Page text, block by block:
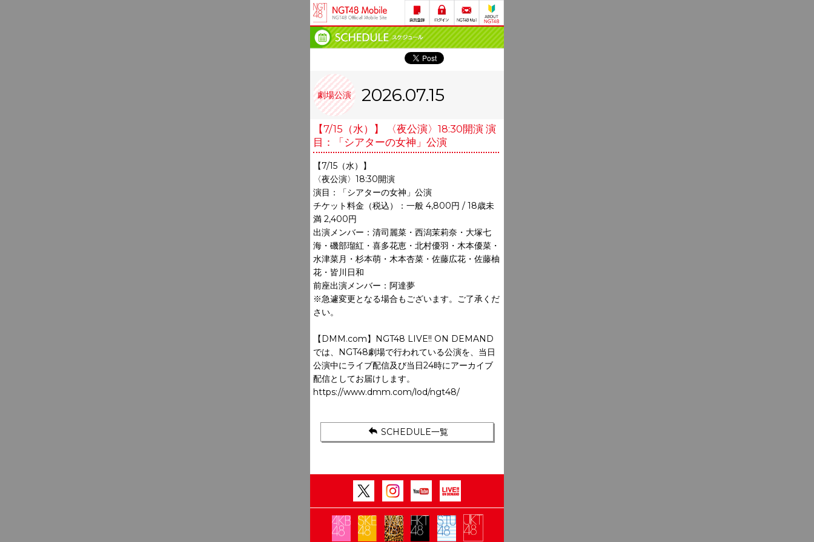
劇場公演 2026.07.15
【7/15（水）】 〈夜公演〉18:30開演 演
目：「シアターの女神」公演
【7/15（水）】
〈夜公演〉18:30開演
演目：「シアターの女神」公演
チケット料金（税込）：一般 4,800円 / 18歳未
満 2,400円
出演メンバー：清司麗菜・西潟茉莉奈・大塚七
海・磯部瑠紅・喜多花恵・北村優羽・木本優菜・
水津菜月・杉本萌・木本杏菜・佐藤広花・佐藤柚
花・皆川日和
前座出演メンバー：阿達夢
※急遽変更となる場合もございます。ご了承くだ
さい。
【DMM.com】NGT48 LIVE!! ON DEMAND
では、NGT48劇場で行われている公演を、当日
公演中にライブ配信及び当日24時にアーカイブ
配信としてお届けします。
https://www.dmm.com/lod/ngt48/
SCHEDULE一覧